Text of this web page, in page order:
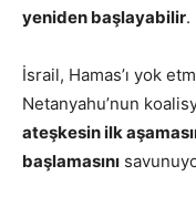
yeniden başlayabilir.
İsrail, Hamas’ı yok
Netanyahu’nun
ateşkesin ilk
başlamasını